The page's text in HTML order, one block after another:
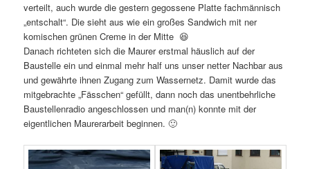
verteilt, auch wurde die gestern gegossene Platte fachmännisch
„entschalt“. Die sieht aus wie ein großes Sandwich mit ner
komischen grünen Creme in der Mitte 😆
Danach richteten sich die Maurer erstmal häuslich auf der
Baustelle ein und einmal mehr half uns unser netter Nachbar aus
und gewährte ihnen Zugang zum Wassernetz. Damit wurde das
mitgebrachte „Fässchen“ gefüllt, dann noch das unentbehrliche
Baustellenradio angeschlossen und man(n) konnte mit der
eigentlichen Maurerarbeit beginnen. 🙂